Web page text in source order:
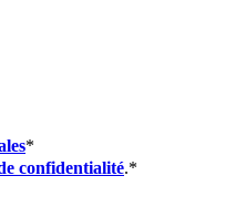
*
confidentialité.*